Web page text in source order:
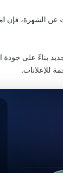
فإن
جديد بناءً على
للإعلانات.